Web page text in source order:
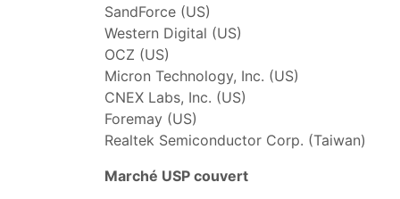
SandForce (US)
Western Digital (US)
OCZ (US)
Micron Technology, Inc. (US)
CNEX Labs, Inc. (US)
Foremay (US)
Realtek Semiconductor Corp. (Taiwan)
Marché USP couvert